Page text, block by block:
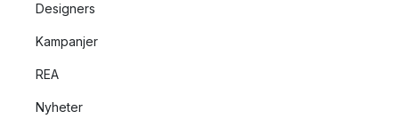
Designers
Kampanjer
REA
Nyheter